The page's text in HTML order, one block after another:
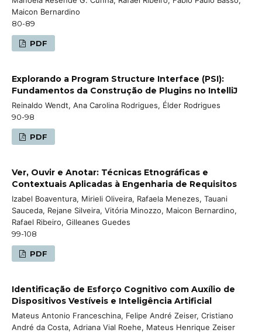
Maicon Bernardino
80-89
PDF
Explorando a Program Structure Interface (PSI):
Fundamentos da Construção de Plugins no IntelliJ
Reinaldo Wendt, Ana Carolina Rodrigues, Élder Rodrigues
90-98
PDF
Ver, Ouvir e Anotar: Técnicas Etnográficas e
Contextuais Aplicadas à Engenharia de Requisitos
Izabel Boaventura, Mirieli Oliveira, Rafaela Menezes, Tauani
Sauceda, Rejane Silveira, Vitória Minozzo, Maicon Bernardino,
Rafael Ribeiro, Gilleanes Guedes
99-108
PDF
Identificação de Esforço Cognitivo com Auxílio de
Dispositivos Vestíveis e Inteligência Artificial
Mateus Antonio Franceschina, Felipe André Zeiser, Cristiano
André da Costa, Adriana Vial Roehe, Mateus Henrique Zeiser